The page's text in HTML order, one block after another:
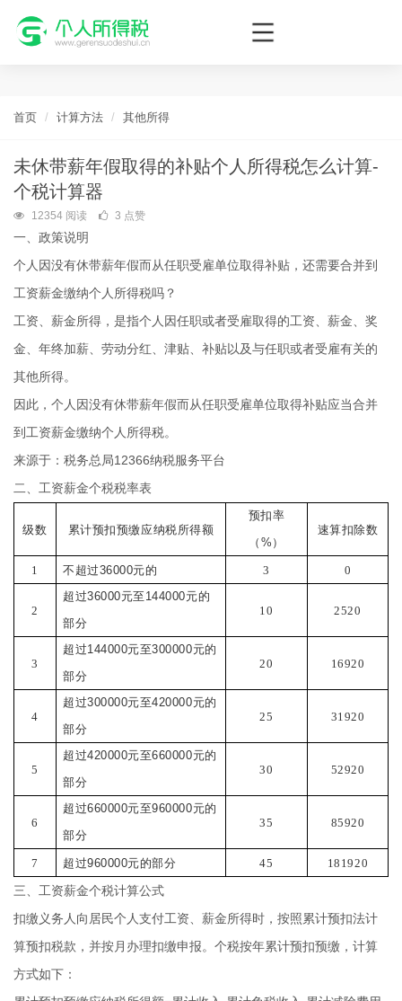
个人所得税网，最新个税资讯平台，您的个税管理专家！
首页 计算方法 其他所得
未休带薪年假取得的补贴个人所得税怎么计算-
个税计算器
12354 阅读 3 点赞
一、政策说明
个人因没有休带薪年假而从任职受雇单位取得补贴，还需要合并到
工资薪金缴纳个人所得税吗？
工资、薪金所得，是指个人因任职或者受雇取得的工资、薪金、奖
金、年终加薪、劳动分红、津贴、补贴以及与任职或者受雇有关的
其他所得。
因此，个人因没有休带薪年假而从任职受雇单位取得补贴应当合并
到工资薪金缴纳个人所得税。
来源于：税务总局12366纳税服务平台
二、工资薪金个税税率表
级数 累计预扣预缴应纳税所得额
预扣率
（ % ）
速算扣除数
1 不超过36000元的 3 0
2
超过36000元至 144000元的
部分
10 2520
3
超过144000元至300000元的
部分
20 16920
4
超过300000元至420000元的
部分
25 31920
5
超过420000元至660000元的
部分
30 52920
6
超过660000元至960000元的
部分
35 85920
7 超过960000元的部分 45 181920
三、工资薪金个税计算公式
扣缴义务人向居民个人支付工资、薪金所得时，按照累计预扣法计
算预扣税款，并按月办理扣缴申报。个税按年累计预扣预缴，计算
方式如下：